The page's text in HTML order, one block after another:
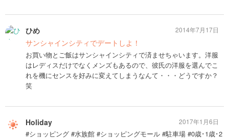
ひめ
サンシャインシティでデートしよ！
お買い物とご飯はサンシャインシティで済ませちゃいます。洋服
はレディスだけでなくメンズもあるので、彼氏の洋服を選んでこ
れを機にセンスを好みに変えてしまうなんて・・・どうですか？
笑
2014年7月17日
Holiday
#ショッピング #水族館 #ショッピングモール #駐車場 #0歳･1歳･2
2017年1月6日